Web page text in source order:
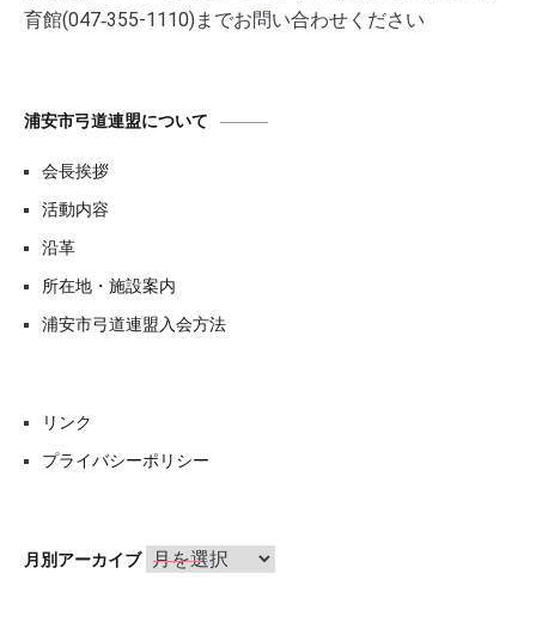
育館(047‐355-1110)までお問い合わせください
浦安市弓道連盟について
会長挨拶
活動内容
沿革
所在地・施設案内
浦安市弓道連盟入会方法
リンク
プライバシーポリシー
月別アーカイブ 月